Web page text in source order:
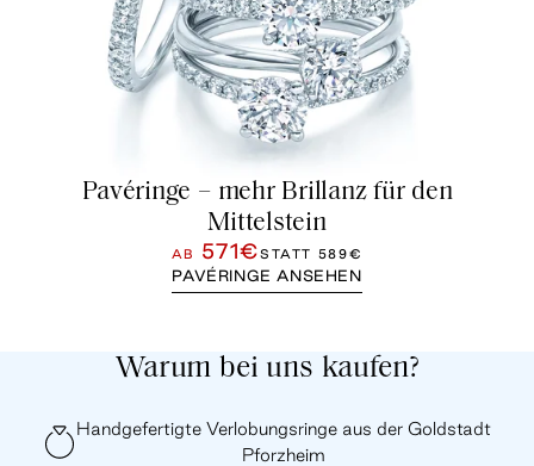
Pavéringe – mehr Brillanz für den
Mittelstein
AB 571€STATT 589€
PAVÉRINGE ANSEHEN
Warum bei uns kaufen?
Handgefertigte Verlobungsringe aus der Goldstadt
Pforzheim